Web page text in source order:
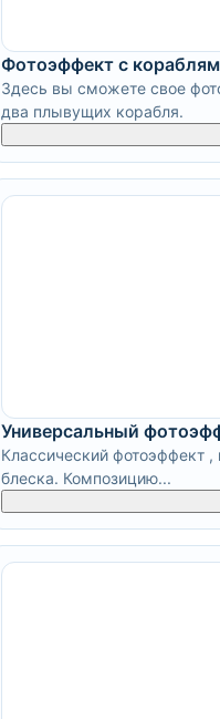
Фотоэффект с
Здесь вы сможете свое
два плывущих корабля.
Универсальный
Классический фотоэффект
блеска. Композицию...